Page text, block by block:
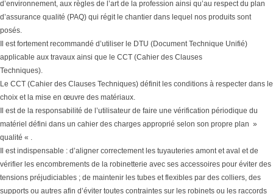
d’environnement, aux règles de l’art de la profession ainsi qu’au respect du plan
d’assurance qualité (PAQ) qui régit le chantier dans lequel nos produits sont
posés.
Il est fortement recommandé d’utiliser le DTU (Document Technique Unifié)
applicable aux travaux ainsi que le CCT (Cahier des Clauses
Techniques).
Le CCT (Cahier des Clauses Techniques) définit les conditions à respecter dans le
choix et la mise en œuvre des matériaux.
Il est de la responsabilité de l’utilisateur de faire une vérification périodique du
matériel défini dans un cahier des charges approprié selon son propre plan »
qualité « .
Il est indispensable : d’aligner correctement les tuyauteries amont et aval et de
vérifier les encombrements de la robinetterie avec ses accessoires pour éviter des
tensions préjudiciables ; de maintenir les tubes et flexibles par des colliers, des
supports ou autres afin d’éviter toutes contraintes sur les robinets ou les raccords